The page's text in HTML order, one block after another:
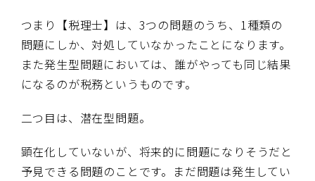
つまり【税理士】は、3つの問題のうち、1種類の
問題にしか、対処していなかったことになります。
また発生型問題においては、誰がやっても同じ結果
になるのが税務というものです。
二つ目は、潜在型問題。
顕在化していないが、将来的に問題になりそうだと
予見できる問題のことです。まだ問題は発生してい